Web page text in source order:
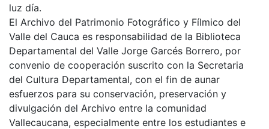
luz día.
El Archivo del Patrimonio Fotográfico y Fílmico del
Valle del Cauca es responsabilidad de la Biblioteca
Departamental del Valle Jorge Garcés Borrero, por
convenio de cooperación suscrito con la Secretaria
del Cultura Departamental, con el fin de aunar
esfuerzos para su conservación, preservación y
divulgación del Archivo entre la comunidad
Vallecaucana, especialmente entre los estudiantes e